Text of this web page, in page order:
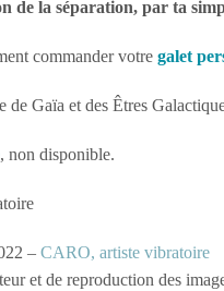
de la séparation, par ta
commander votre galet
de Gaïa et des Êtres
, non disponible.
– CARO, artiste vibratoire
et de reproduction des